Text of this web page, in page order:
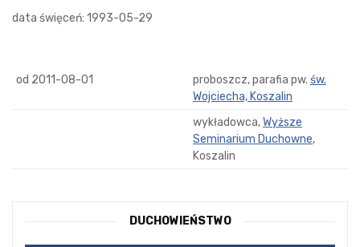
data święceń: 1993-05-29
od 2011-08-01 proboszcz, parafia pw. św.
Wojciecha, Koszalin
wykładowca,Wyższe
Seminarium Duchowne,
Koszalin
DUCHOWIEŃSTWO